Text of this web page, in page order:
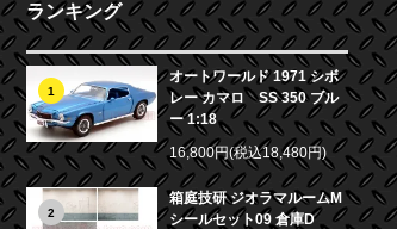
ランキング
1
オートワールド 1971 シボ
レー カマロ SS 350 ブル
ー 1:18
16,800円(税込18,480円)
2
箱庭技研 ジオラマルームM
シールセット09 倉庫D